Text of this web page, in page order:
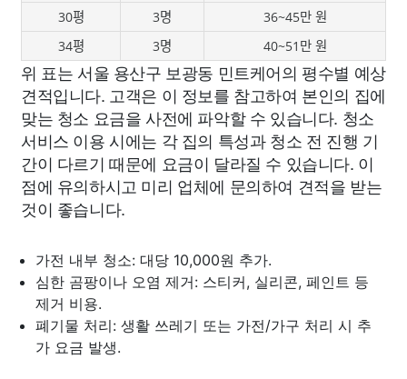
30평 3명
36~45만 원
34평
3명 40~51만 원
위 표는 서울 용산구 보광동 민트케어의 평수별 예상
견적입니다. 고객은 이 정보를 참고하여 본인의 집에
맞는 청소 요금을 사전에 파악할 수 있습니다. 청소
서비스 이용 시에는 각 집의 특성과 청소 전 진행 기
간이 다르기 때문에 요금이 달라질 수 있습니다. 이
점에 유의하시고 미리 업체에 문의하여 견적을 받는
것이 좋습니다.
가전 내부 청소: 대당 10,000원 추가.
심한 곰팡이나 오염 제거: 스티커, 실리콘, 페인트 등
제거 비용.
폐기물 처리: 생활 쓰레기 또는 가전/가구 처리 시 추
가 요금 발생.